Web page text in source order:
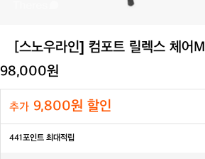
[스노우라인] 컴포트 릴렉스 체어M
98,000원
추가 9,800원 할인
441포인트 최대적립